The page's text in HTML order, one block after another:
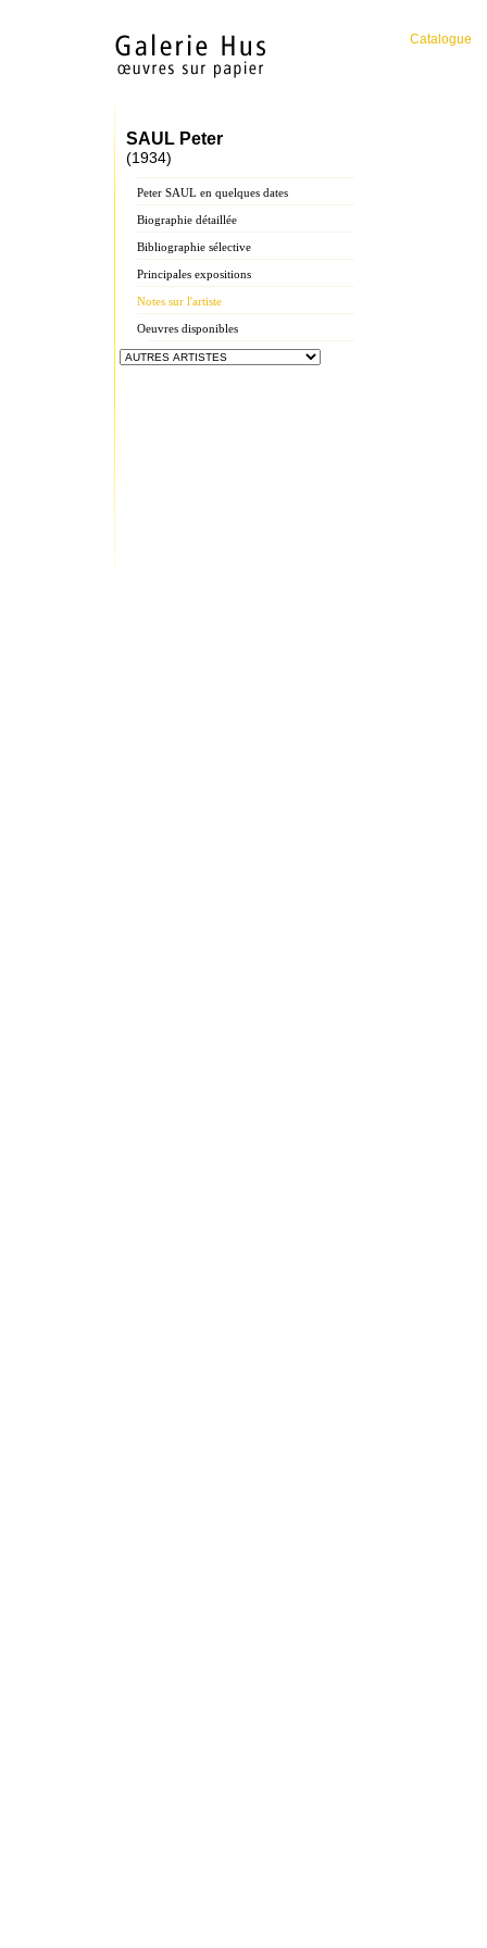
Catalogue
SAUL Peter
(1934)
Peter SAUL en quelques dates
Biographie détaillée
Bibliographie sélective
Principales expositions
Notes sur l'artiste
Oeuvres disponibles